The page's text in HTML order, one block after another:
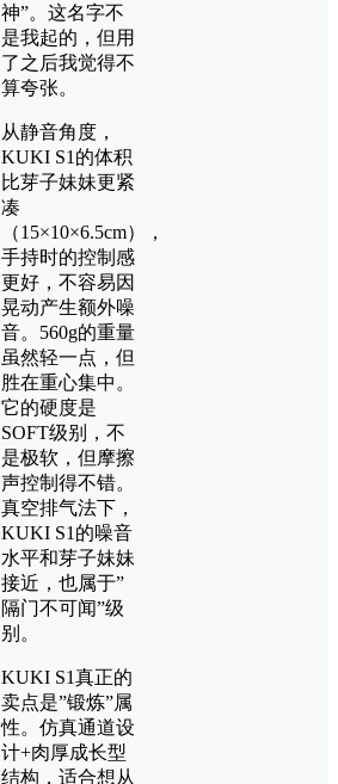
神”。这名字不
是我起的，但用
了之后我觉得不
算夸张。
从静音角度，
KUKI S1的体积
比芽子妹妹更紧
凑
（15×10×6.5cm），
手持时的控制感
更好，不容易因
晃动产生额外噪
音。560g的重量
虽然轻一点，但
胜在重心集中。
它的硬度是
SOFT级别，不
是极软，但摩擦
声控制得不错。
真空排气法下，
KUKI S1的噪音
水平和芽子妹妹
接近，也属于”
隔门不可闻”级
别。
KUKI S1真正的
卖点是”锻炼”属
性。仿真通道设
计+肉厚成长型
结构，适合想从